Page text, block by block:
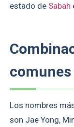
estado de Sabah
comunes
Los nombres
son Jae Yong,